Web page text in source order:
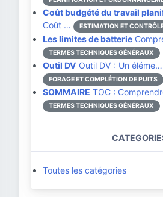
Coût budgété du travail
Coût …
ESTIMATION ET
Les limites de batterie
TERMES TECHNIQUES GÉNÉRAUX
Outil DV Outil DV : Un éléme…
FORAGE ET COMPLÉTION DE PUITS
SOMMAIRE TOC :
TERMES TECHNIQUES GÉNÉRAUX
Toutes les catégories